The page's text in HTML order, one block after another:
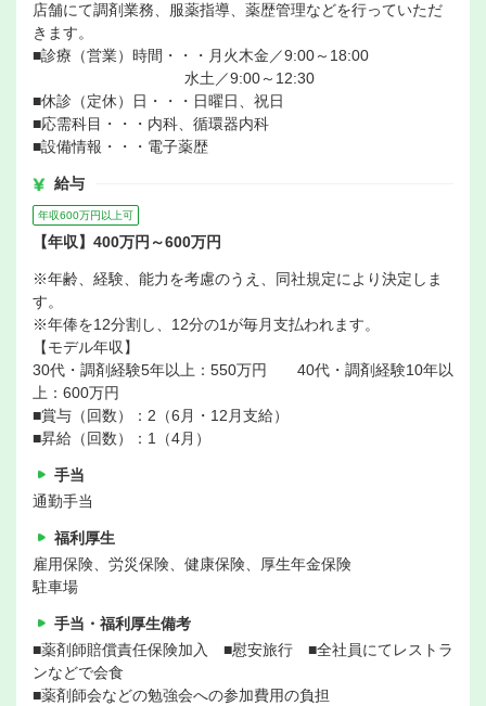
店舗にて調剤業務、服薬指導、薬歴管理などを行っていただ
きます。
■診療（営業）時間・・・月火木金／9:00～18:00
水土／9:00～12:30
■休診（定休）日・・・日曜日、祝日
■応需科目・・・内科、循環器内科
■設備情報・・・電子薬歴
給与
年収600万円以上可
【年収】400万円～600万円
※年齢、経験、能力を考慮のうえ、同社規定により決定しま
す。
※年俸を12分割し、12分の1が毎月支払われます。
【モデル年収】
30代・調剤経験5年以上：550万円 40代・調剤経験10年以
上：600万円
■賞与（回数）：2（6月・12月支給）
■昇給（回数）：1（4月）
手当
通勤手当
福利厚生
雇用保険、労災保険、健康保険、厚生年金保険
駐車場
手当・福利厚生備考
■薬剤師賠償責任保険加入 ■慰安旅行 ■全社員にてレストラ
ンなどで会食
■薬剤師会などの勉強会への参加費用の負担